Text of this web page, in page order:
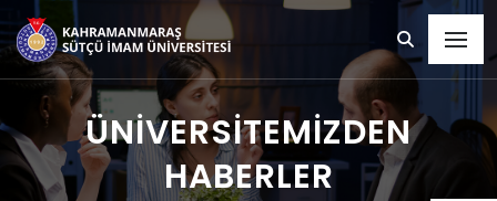
ÜNİVERSİTEMİZDEN
HABERLER